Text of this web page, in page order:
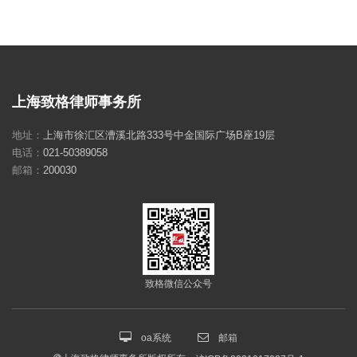
上海致格律师事务所
地址： 上海市徐汇区漕溪北路333号中金国际广场B座19层
电话： 021-50389058
邮箱： 200030
致格微信公众号
oa系统
邮箱